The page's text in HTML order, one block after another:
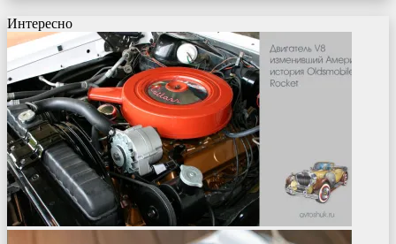
Интересно